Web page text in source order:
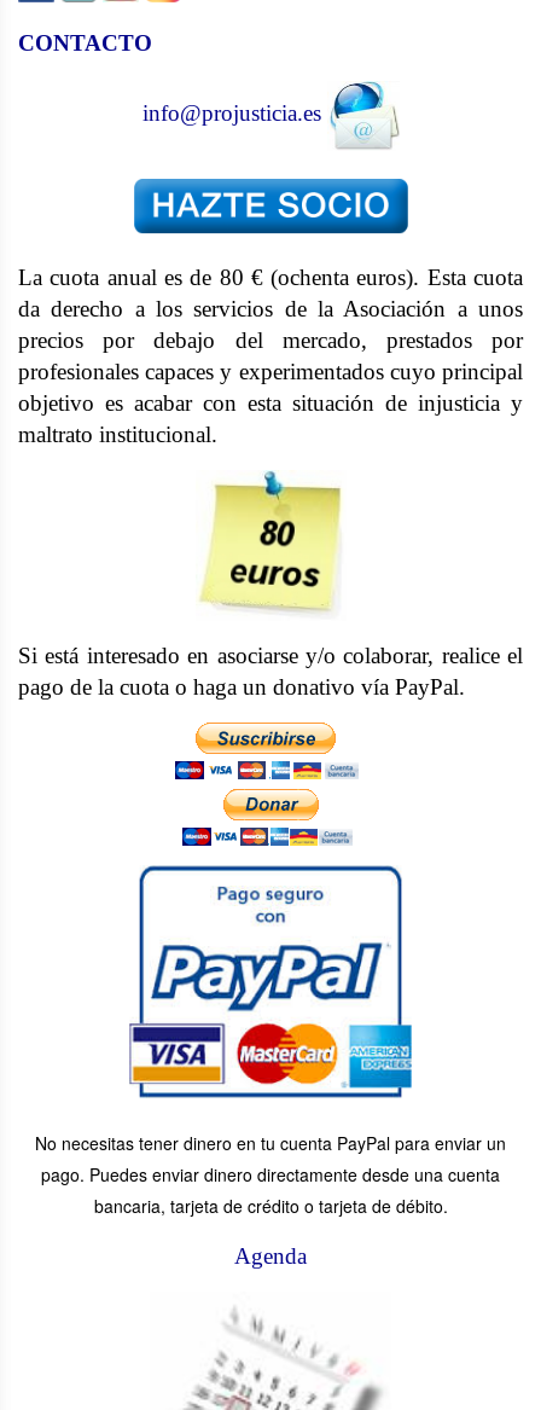
CONTACTO
info@projusticia.es
La cuota anual es de 80 € (ochenta euros). Esta cuota
da derecho a los servicios de la Asociación a unos
precios por debajo del mercado, prestados por
profesionales capaces y experimentados cuyo principal
objetivo es acabar con esta situación de injusticia y
maltrato institucional.
Si está interesado en asociarse y/o colaborar, realice el
pago de la cuota o haga un donativo vía PayPal.
No necesitas tener dinero en tu cuenta PayPal para enviar un
pago. Puedes enviar dinero directamente desde una cuenta
bancaria, tarjeta de crédito o tarjeta de débito.
Agenda